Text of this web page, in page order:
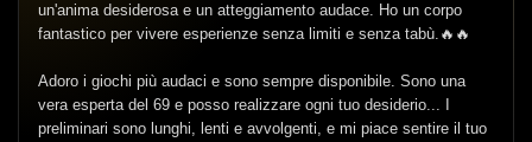
un'anima desiderosa e un atteggiamento audace. Ho un corpo
fantastico per vivere esperienze senza limiti e senza tabù.🔥🔥
Adoro i giochi più audaci e sono sempre disponibile. Sono una
vera esperta del 69 e posso realizzare ogni tuo desiderio... I
preliminari sono lunghi, lenti e avvolgenti, e mi piace sentire il tuo